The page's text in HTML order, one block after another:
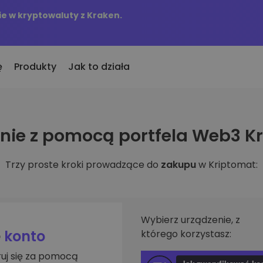
w kryptowaluty z Kraken.
dodane
dodane do Kriptomat
za równowartość
Produkty
Zdobywaj nagrody za swoje
Skarbiec
Regularnie zaplanowane
Alerty
Jak to działa
z pomocą portfela Web3
Trzy proste kroki prowadzące do zakupuw Kriptomat:
konto
się za pomocą
Wybierz urządzenie, z
którego korzystasz: